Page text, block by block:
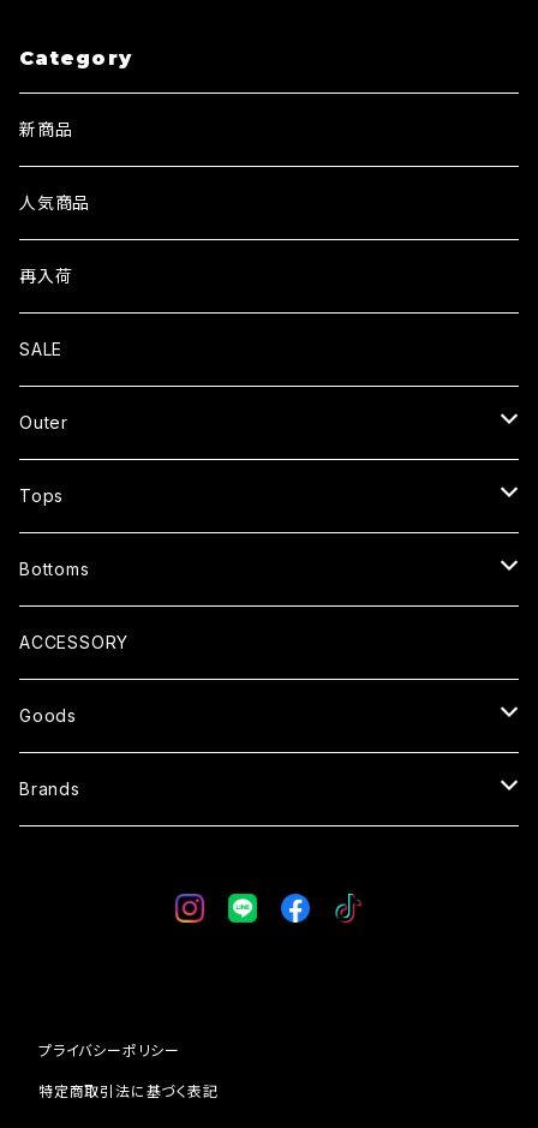
Category
新商品
人気商品
再入荷
SALE
Outer
JACKET
CARDIGAN
COAT
Tops
T-SHIRTS
SHIRTS
SWEATER
SWEAT
Bottoms
PANTS
SHORTS
OVERALL
ACCESSORY
Goods
SUNGLASSES
WALLET
Brands
DRESS HIPPY
プライバシーポリシー
特定商取引法に基づく表記